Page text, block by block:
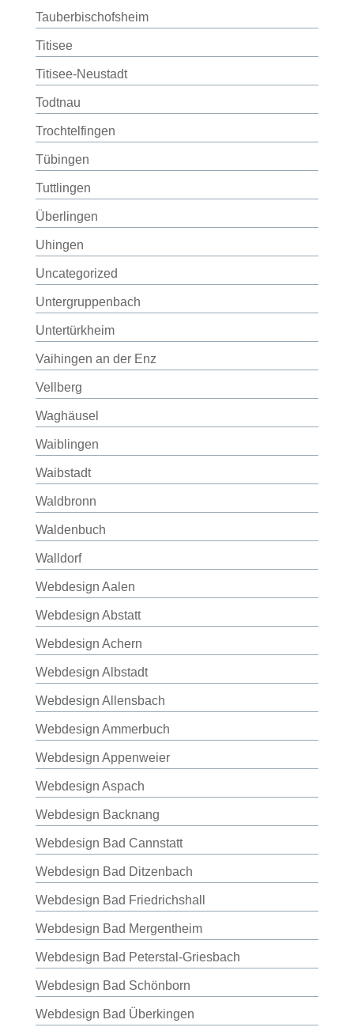
Tauberbischofsheim
Titisee
Titisee-Neustadt
Todtnau
Trochtelfingen
Tübingen
Tuttlingen
Überlingen
Uhingen
Uncategorized
Untergruppenbach
Untertürkheim
Vaihingen an der Enz
Vellberg
Waghäusel
Waiblingen
Waibstadt
Waldbronn
Waldenbuch
Walldorf
Webdesign Aalen
Webdesign Abstatt
Webdesign Achern
Webdesign Albstadt
Webdesign Allensbach
Webdesign Ammerbuch
Webdesign Appenweier
Webdesign Aspach
Webdesign Backnang
Webdesign Bad Cannstatt
Webdesign Bad Ditzenbach
Webdesign Bad Friedrichshall
Webdesign Bad Mergentheim
Webdesign Bad Peterstal-Griesbach
Webdesign Bad Schönborn
Webdesign Bad Überkingen